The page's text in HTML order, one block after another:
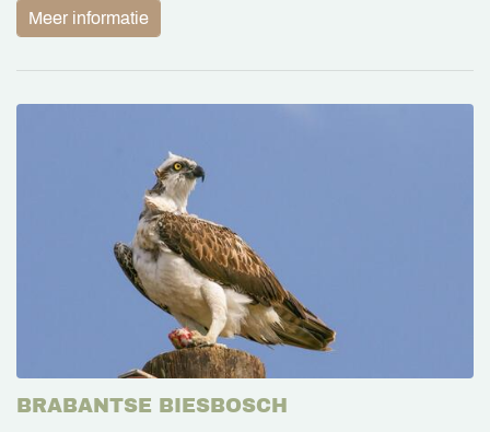
Meer informatie
BRABANTSE BIESBOSCH